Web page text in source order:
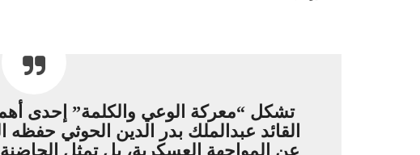
تشكل “معركة الوعي والكلمة” إحدى أهم
القائد عبدالملك بدر الدين الحوثي حفظه
عن المواجهة العسكرية، بل تمثل الحاضنة